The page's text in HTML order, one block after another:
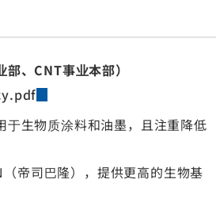
、CNT事业本部）
于生物质涂料和油墨，且注重降低
帝司巴隆），提供更高的生物基